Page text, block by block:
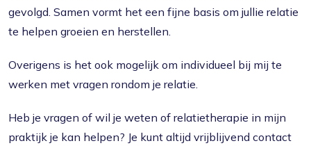
gevolgd. Samen vormt het een fijne basis om jullie relatie
te helpen groeien en herstellen.
Overigens is het ook mogelijk om individueel bij mij te
werken met vragen rondom je relatie.
Heb je vragen of wil je weten of relatietherapie in mijn
praktijk je kan helpen? Je kunt altijd vrijblijvend contact